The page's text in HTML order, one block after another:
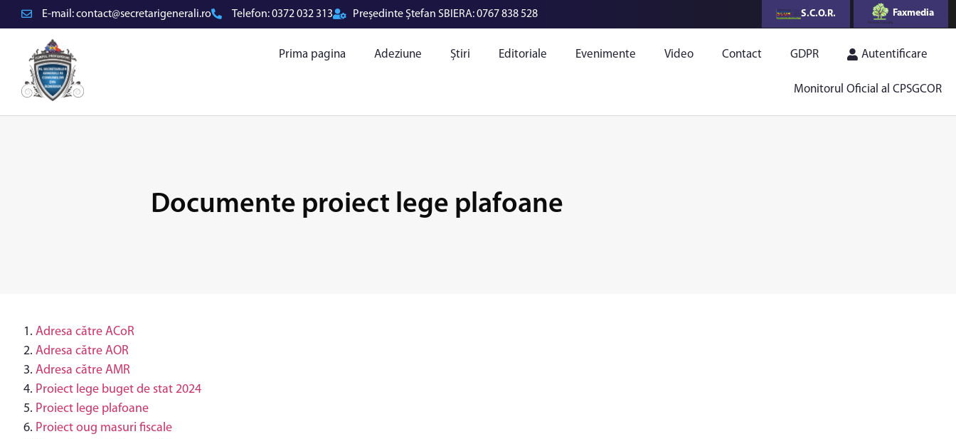
E-mail:contact@secretarigenerali.ro Telefon:0372 032 313 Președinte Ștefan SBIERA:0767 838 528 S.C.O.R. Faxmedia
Prima pagina Adeziune Știri Editoriale Evenimente Video Contact GDPR Autentificare
Monitorul Oficial al CPSGCOR
Documente proiect lege plafoane
Adresa către ACoR
Adresa către AOR
Adresa către AMR
Proiect lege buget de stat 2024
Proiect lege plafoane
Proiect oug masuri fiscale